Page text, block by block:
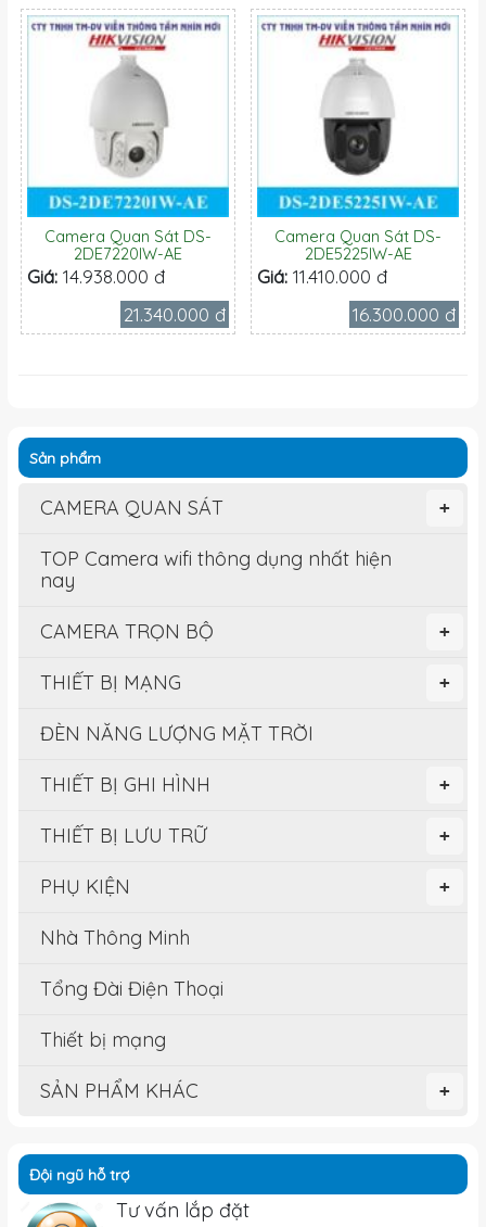
Camera Quan Sát DS-
2DE7220IW-AE
Giá: 14.938.000 đ
21.340.000 đ
Camera Quan Sát DS-
2DE5225IW-AE
Giá: 11.410.000 đ
16.300.000 đ
Sản phẩm
+
CAMERA QUAN SÁT
TOP Camera wifi thông dụng nhất hiện
nay
+
CAMERA TRỌN BỘ
+
THIẾT BỊ MẠNG
ĐÈN NĂNG LƯỢNG MẶT TRỜI
+
THIẾT BỊ GHI HÌNH
+
THIẾT BỊ LƯU TRỮ
+
PHỤ KIỆN
Nhà Thông Minh
Tổng Đài Điện Thoại
Thiết bị mạng
+
SẢN PHẨM KHÁC
Đội ngũ hỗ trợ
Tư vấn lắp đặt